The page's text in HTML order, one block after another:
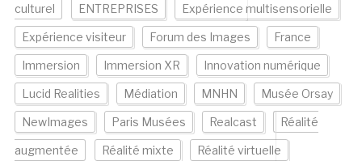
culturel ENTREPRISES Expérience multisensorielle
Expérience visiteur Forum des Images France
Immersion Immersion XR Innovation numérique
Lucid Realities Médiation MNHN Musée Orsay
NewImages Paris Musées Realcast Réalité
augmentée Réalité mixte Réalité virtuelle